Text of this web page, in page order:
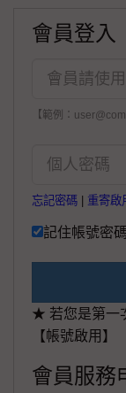
會員登入
【範例：
忘記密碼 重寄啟
記住帳號密碼
★ 若您是第一
【帳號啟用】
會員服務